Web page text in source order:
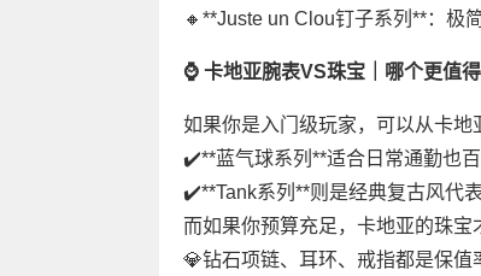
🔸**Juste un Clou钉子系列**：极
⌚️ 卡地亚腕表VS珠宝｜哪个更值得
如果你是入门级玩家，可以从卡地
✔️**蓝气球系列**适合日常通勤也
✔️**Tank系列**则是经典复古风代
而如果你预算充足，卡地亚的珠宝
💎钻石项链、耳环、戒指都是保值